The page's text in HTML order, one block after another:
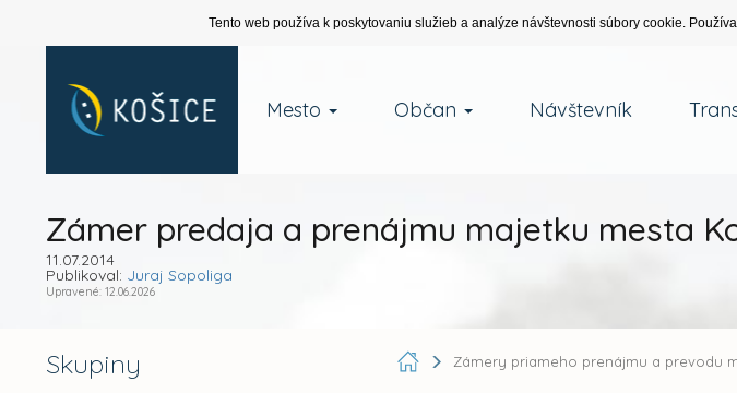
Tento web používa k poskytovaniu služieb a analýze návštevnosti súbory cookie.
Mesto Občan Návštevník
Zámer predaja a prenájmu majetku mesta
11.07.2014
Publikoval: Juraj Sopoliga
Upravené: 12.06.2026
Skupiny Zámery priameho prenájmu a prevodu